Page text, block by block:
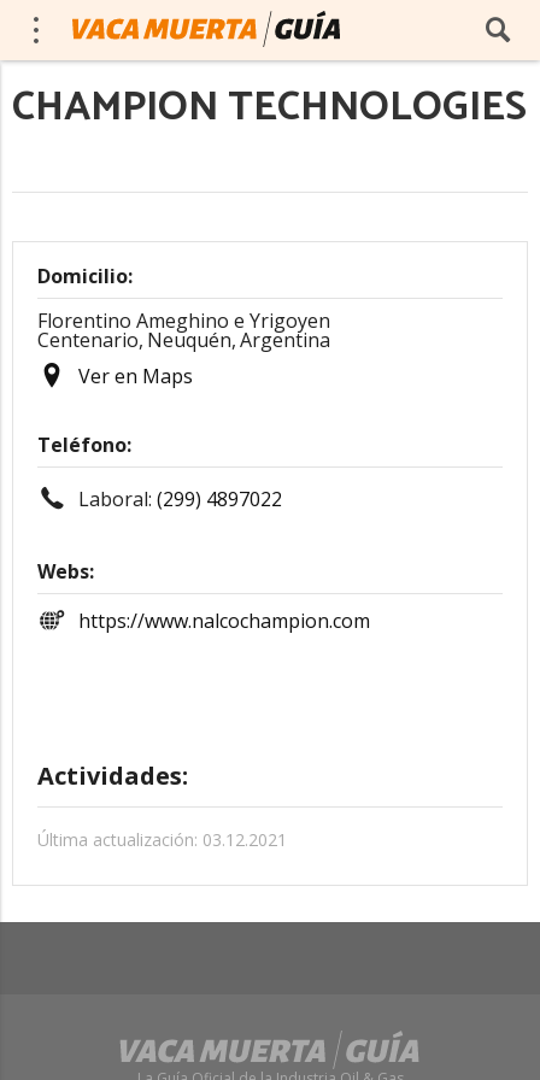
CHAMPION TECHNOLOGIES
Domicilio:
Florentino Ameghino e Yrigoyen
Centenario, Neuquén,Argentina
Ver en Maps
Teléfono:
Laboral: (299) 4897022
Webs:
https://www.nalcochampion.com
Actividades:
Última actualización: 03.12.2021